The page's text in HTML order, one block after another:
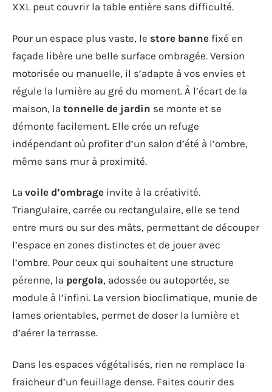
XXL peut couvrir la table entière sans difficulté.
Pour un espace plus vaste, le store banne fixé en
façade libère une belle surface ombragée. Version
motorisée ou manuelle, il s’adapte à vos envies et
régule la lumière au gré du moment. À l’écart de la
maison, la tonnelle de jardin se monte et se
démonte facilement. Elle crée un refuge
indépendant où profiter d’un salon d’été à l’ombre,
même sans mur à proximité.
La voile d’ombrage invite à la créativité.
Triangulaire, carrée ou rectangulaire, elle se tend
entre murs ou sur des mâts, permettant de découper
l’espace en zones distinctes et de jouer avec
l’ombre. Pour ceux qui souhaitent une structure
pérenne, la pergola, adossée ou autoportée, se
module à l’infini. La version bioclimatique, munie de
lames orientables, permet de doser la lumière et
d’aérer la terrasse.
Dans les espaces végétalisés, rien ne remplace la
fraicheur d’un feuillage dense. Faites courir des